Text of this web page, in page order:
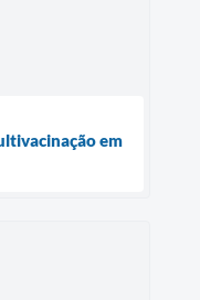
em